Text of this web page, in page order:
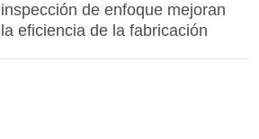
inspección de enfoque mejoran
la eficiencia de la fabricación